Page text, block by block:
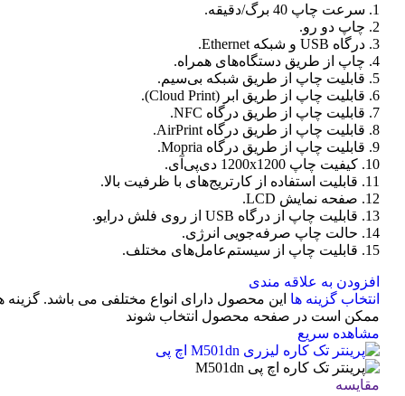
1. سرعت چاپ 40 برگ/دقیقه.
2. چاپ دو رو.
3. درگاه USB و شبکه Ethernet.
4. چاپ از طریق دستگاه‌های همراه.
5. قابلیت چاپ از طریق شبکه بی‌سیم.
6. قابلیت چاپ از طریق ابر (Cloud Print).
7. قابلیت چاپ از طریق درگاه NFC.
8. قابلیت چاپ از طریق درگاه AirPrint.
9. قابلیت چاپ از طریق درگاه Mopria.
10. کیفیت چاپ 1200x1200 دی‌پی‌آی.
11. قابلیت استفاده از کارتریج‌های با ظرفیت بالا.
12. صفحه نمایش LCD.
13. قابلیت چاپ از درگاه USB از روی فلش درایو.
14. حالت چاپ صرفه‌جویی انرژی.
15. قابلیت چاپ از سیستم‌عامل‌های مختلف.
افزودن به علاقه مندی
انتخاب گزینه ها این محصول دارای انواع مختلفی می باشد. گزینه
ممکن است در صفحه محصول انتخاب شوند
مشاهده سریع
مقایسه